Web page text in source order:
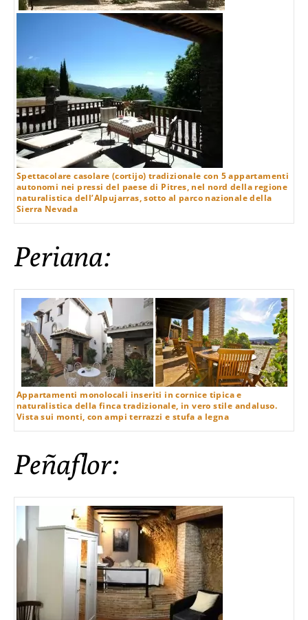
Spettacolare casolare (cortijo) tradizionale con 5 appartamenti
autonomi nei pressi del paese di Pitres, nel nord della regione
naturalistica dell’Alpujarras, sotto al parco nazionale della
Sierra Nevada
Periana:
Appartamenti monolocali inseriti in cornice tipica e
naturalistica della finca tradizionale, in vero stile andaluso.
Vista sui monti, con ampi terrazzi e stufa a legna
Peñaflor: